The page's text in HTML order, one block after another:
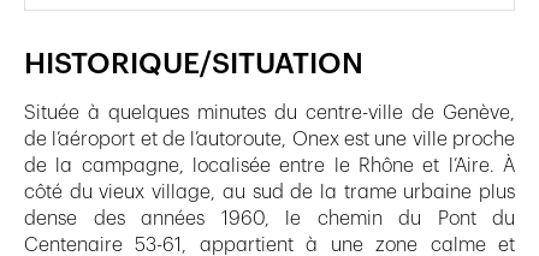
HISTORIQUE/SITUATION
Située à quelques minutes du centre-ville de Genève,
de l’aéroport et de l’autoroute, Onex est une ville proche
de la campagne, localisée entre le Rhône et l’Aire. À
côté du vieux village, au sud de la trame urbaine plus
dense des années 1960, le chemin du Pont du
Centenaire 53-61, appartient à une zone calme et